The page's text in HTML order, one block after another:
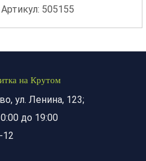
Артикул: 505155
на Крутом
ул. Ленина, 123;
до 19:00
12